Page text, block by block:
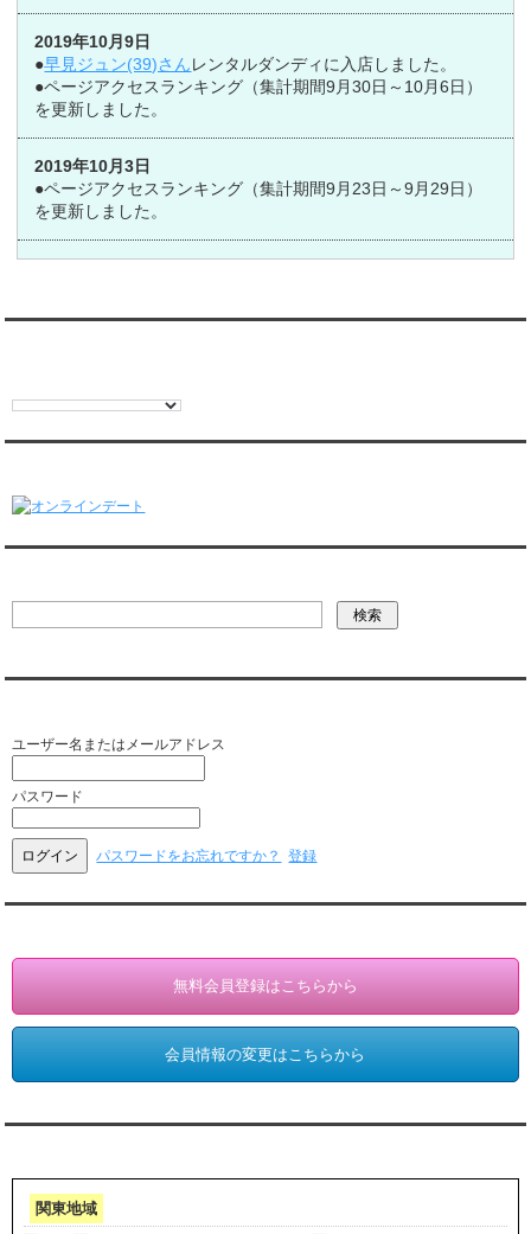
2019年10月9日
●早見ジュン(39)さんレンタルダンディに入店しました。
●ページアクセスランキング（集計期間9月30日～10月6日）
を更新しました。
2019年10月3日
●ページアクセスランキング（集計期間9月23日～9月29日）
を更新しました。
ユーザー名またはメールアドレス
パスワード
パスワードをお忘れですか？ 登録
無料会員登録はこちらから
会員情報の変更はこちらから
関東地域